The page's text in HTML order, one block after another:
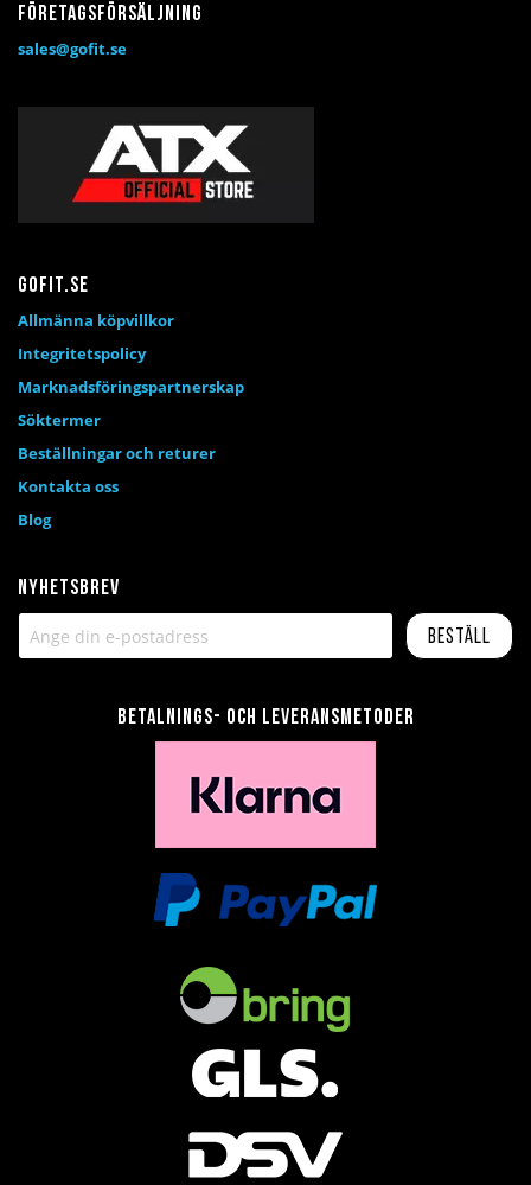
Nyhetsbrev
Beställ
Företagsförsäljning
sales@gofit.se
Betalnings- och leveransmetoder
Gofit.se
Allmänna köpvillkor
Integritetspolicy
Marknadsföringspartnerskap
Söktermer
Beställningar och returer
Kontakta oss
Blog